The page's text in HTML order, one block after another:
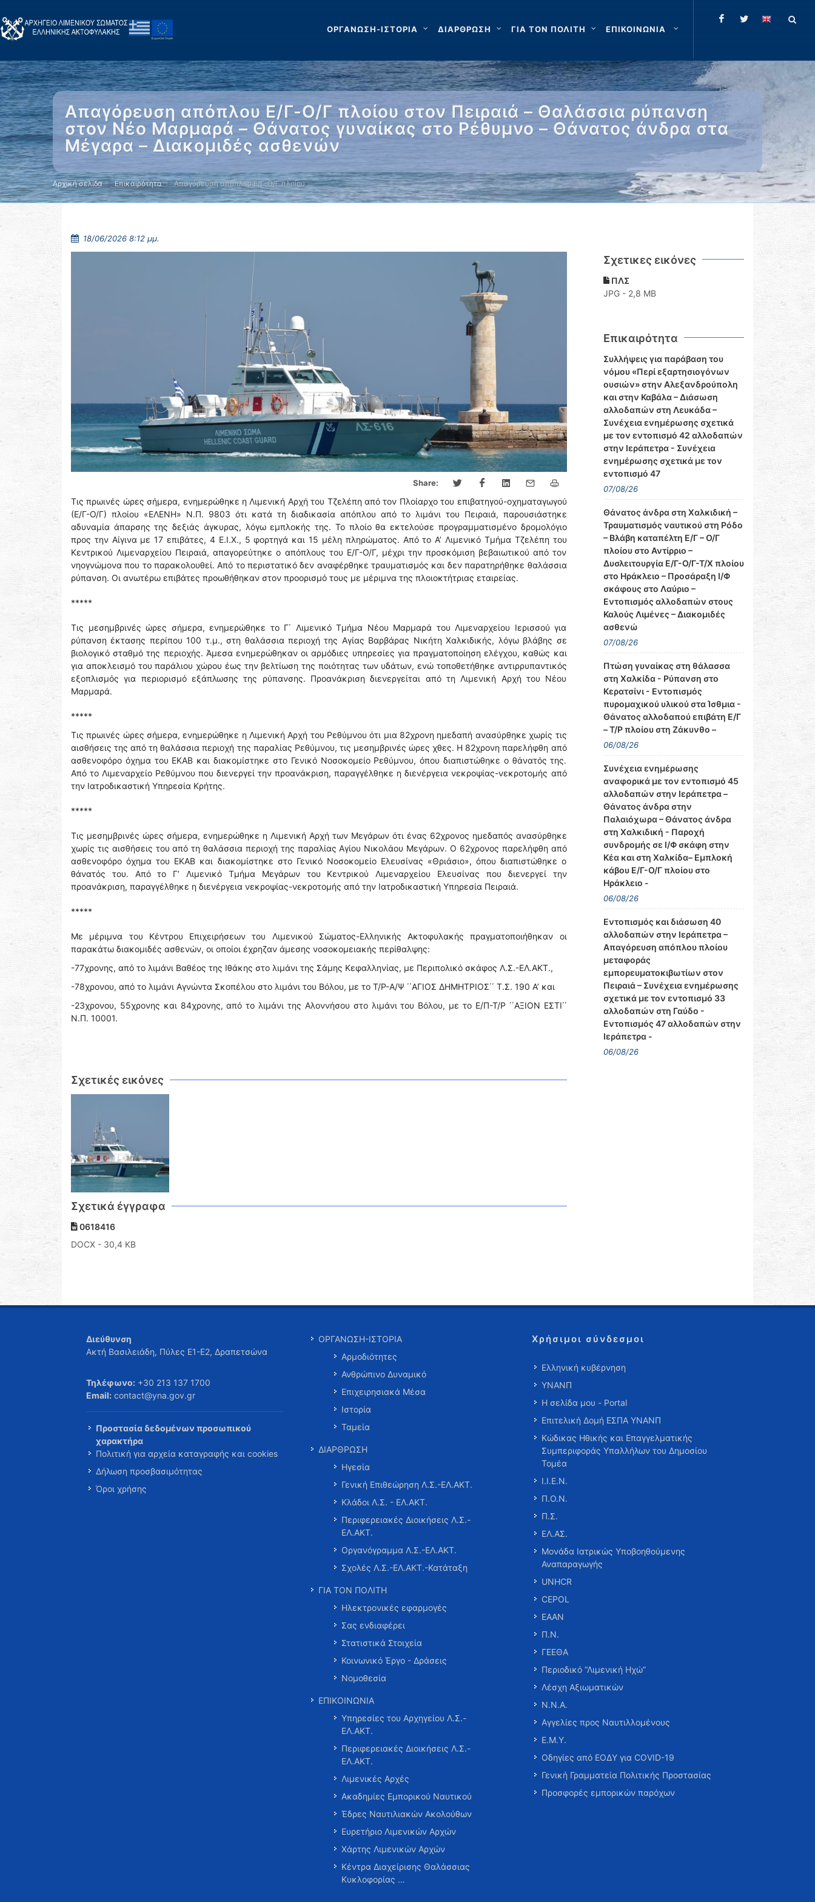
ΟΡΓΑΝΩΣΗ-ΙΣΤΟΡΙΑ ΔΙΑΡΘΡΩΣΗ ΓΙΑ ΤΟΝ ΠΟΛΙΤΗ ΕΠΙΚΟΙΝΩΝΙΑ
Απαγόρευση απόπλου Ε/Γ-Ο/Γ πλοίου στον Πειραιά – Θαλάσσια ρύπανση
στον Νέο Μαρμαρά – Θάνατος γυναίκας στο Ρέθυμνο – Θάνατος άνδρα στα
Μέγαρα – Διακομιδές ασθενών
Αρχική σελίδα Επικαιρότητα Απαγόρευση απόπλου Ε/Γ-Ο/Γ πλοίου …
18/06/2026 8:12 μμ.
Share:
Τις πρωινές ώρες σήμερα, ενημερώθηκε η Λιμενική Αρχή του Τζελέπη από τον Πλοίαρχο του επιβατηγού-οχηματαγωγού
(Ε/Γ-Ο/Γ) πλοίου «ΕΛΕΝΗ» N.Π. 9803 ότι κατά τη διαδικασία απόπλου από το λιμάνι του Πειραιά, παρουσιάστηκε
αδυναμία άπαρσης της δεξιάς άγκυρας, λόγω εμπλοκής της. Το πλοίο θα εκτελούσε προγραμματισμένο δρομολόγιο
προς την Αίγινα με 17 επιβάτες, 4 Ε.Ι.Χ., 5 φορτηγά και 15 μέλη πληρώματος. Από το Α’ Λιμενικό Τμήμα Τζελέπη του
Κεντρικού Λιμεναρχείου Πειραιά, απαγορεύτηκε ο απόπλους του Ε/Γ-Ο/Γ, μέχρι την προσκόμιση βεβαιωτικού από τον
νηογνώμονα που το παρακολουθεί. Από το περιστατικό δεν αναφέρθηκε τραυματισμός και δεν παρατηρήθηκε θαλάσσια
ρύπανση. Οι ανωτέρω επιβάτες προωθήθηκαν στον προορισμό τους με μέριμνα της πλοιοκτήτριας εταιρείας.
*****
Τις μεσημβρινές ώρες σήμερα, ενημερώθηκε το Γ΄ Λιμενικό Τμήμα Νέου Μαρμαρά του Λιμεναρχείου Ιερισσού για
ρύπανση έκτασης περίπου 100 τ.μ., στη θαλάσσια περιοχή της Αγίας Βαρβάρας Νικήτη Χαλκιδικής, λόγω βλάβης σε
βιολογικό σταθμό της περιοχής. Άμεσα ενημερώθηκαν οι αρμόδιες υπηρεσίες για πραγματοποίηση ελέγχου, καθώς και
για αποκλεισμό του παράλιου χώρου έως την βελτίωση της ποιότητας των υδάτων, ενώ τοποθετήθηκε αντιρρυπαντικός
εξοπλισμός για περιορισμό εξάπλωσης της ρύπανσης. Προανάκριση διενεργείται από τη Λιμενική Αρχή του Νέου
Μαρμαρά.
*****
Τις πρωινές ώρες σήμερα, ενημερώθηκε η Λιμενική Αρχή του Ρεθύμνου ότι μια 82χρονη ημεδαπή ανασύρθηκε χωρίς τις
αισθήσεις της από τη θαλάσσια περιοχή της παραλίας Ρεθύμνου, τις μεσημβρινές ώρες χθες. Η 82χρονη παρελήφθη από
ασθενοφόρο όχημα του ΕΚΑΒ και διακομίστηκε στο Γενικό Νοσοκομείο Ρεθύμνου, όπου διαπιστώθηκε ο θάνατός της.
Από το Λιμεναρχείο Ρεθύμνου που διενεργεί την προανάκριση, παραγγέλθηκε η διενέργεια νεκροψίας-νεκροτομής από
την Ιατροδικαστική Υπηρεσία Κρήτης.
*****
Τις μεσημβρινές ώρες σήμερα, ενημερώθηκε η Λιμενική Αρχή των Μεγάρων ότι ένας 62χρονος ημεδαπός ανασύρθηκε
χωρίς τις αισθήσεις του από τη θαλάσσια περιοχή της παραλίας Αγίου Νικολάου Μεγάρων. Ο 62χρονος παρελήφθη από
ασθενοφόρο όχημα του ΕΚΑΒ και διακομίστηκε στο Γενικό Νοσοκομείο Ελευσίνας «Θριάσιο», όπου διαπιστώθηκε ο
θάνατός του. Από το Γ’ Λιμενικό Τμήμα Μεγάρων του Κεντρικού Λιμεναρχείου Ελευσίνας που διενεργεί την
προανάκριση, παραγγέλθηκε η διενέργεια νεκροψίας-νεκροτομής από την Ιατροδικαστική Υπηρεσία Πειραιά.
*****
Με μέριμνα του Κέντρου Επιχειρήσεων του Λιμενικού Σώματος-Ελληνικής Ακτοφυλακής πραγματοποιήθηκαν οι
παρακάτω διακομιδές ασθενών, οι οποίοι έχρηζαν άμεσης νοσοκομειακής περίθαλψης:
-77χρονης, από το λιμάνι Βαθέος της Ιθάκης στο λιμάνι της Σάμης Κεφαλληνίας, με Περιπολικό σκάφος Λ.Σ.-ΕΛ.ΑΚΤ.,
-78χρονου, από το λιμάνι Αγνώντα Σκοπέλου στο λιμάνι του Βόλου, με το Τ/Ρ-Α/Ψ ΄΄ΑΓΙΟΣ ΔΗΜΗΤΡΙΟΣ΄΄ Τ.Σ. 190 Α’ και
-23χρονου, 55χρονης και 84χρονης, από το λιμάνι της Αλοννήσου στο λιμάνι του Βόλου, με το Ε/Π-Τ/Ρ ΄΄ΑΞΙΟΝ ΕΣΤΙ΄΄
Ν.Π. 10001.
Σχετικές εικόνες
Σχετικά έγγραφα
0618416
DOCX - 30,4 KB
Σχετικες εικόνες
ΠΛΣ
JPG - 2,8 MB
Επικαιρότητα
Συλλήψεις για παράβαση του
νόμου «Περί εξαρτησιογόνων
ουσιών» στην Αλεξανδρούπολη
και στην Καβάλα – Διάσωση
αλλοδαπών στη Λευκάδα –
Συνέχεια ενημέρωσης σχετικά
με τον εντοπισμό 42 αλλοδαπών
στην Ιεράπετρα - Συνέχεια
ενημέρωσης σχετικά με τον
εντοπισμό 47
07/08/26
Θάνατος άνδρα στη Χαλκιδική –
Τραυματισμός ναυτικού στη Ρόδο
– Βλάβη καταπέλτη Ε/Γ – Ο/Γ
πλοίου στο Αντίρριο –
Δυσλειτουργία Ε/Γ-Ο/Γ-Τ/Χ πλοίου
στο Ηράκλειο – Προσάραξη Ι/Φ
σκάφους στο Λαύριο –
Εντοπισμός αλλοδαπών στους
Καλούς Λιμένες – Διακομιδές
ασθενώ
07/08/26
Πτώση γυναίκας στη θάλασσα
στη Χαλκίδα - Ρύπανση στο
Κερατσίνι - Εντοπισμός
πυρομαχικού υλικού στα Ίσθμια -
Θάνατος αλλοδαπού επιβάτη Ε/Γ
– Τ/Ρ πλοίου στη Ζάκυνθο –
06/08/26
Συνέχεια ενημέρωσης
αναφορικά με τον εντοπισμό 45
αλλοδαπών στην Ιεράπετρα –
Θάνατος άνδρα στην
Παλαιόχωρα – Θάνατος άνδρα
στη Χαλκιδική - Παροχή
συνδρομής σε Ι/Φ σκάφη στην
Κέα και στη Χαλκίδα– Εμπλοκή
κάβου Ε/Γ-Ο/Γ πλοίου στο
Ηράκλειο -
06/08/26
Εντοπισμός και διάσωση 40
αλλοδαπών στην Ιεράπετρα –
Απαγόρευση απόπλου πλοίου
μεταφοράς
εμπορευματοκιβωτίων στον
Πειραιά – Συνέχεια ενημέρωσης
σχετικά με τον εντοπισμό 33
αλλοδαπών στη Γαύδο -
Εντοπισμός 47 αλλοδαπών στην
Ιεράπετρα -
06/08/26
Διεύθυνση
Ακτή Βασιλειάδη, Πύλες Ε1-Ε2, Δραπετσώνα
Τηλέφωνο: +30 213 137 1700
Email: contact@yna.gov.gr
Προστασία δεδομένων προσωπικού
χαρακτήρα
Πολιτική για αρχεία καταγραφής και cookies
Δήλωση προσβασιμότητας
Όροι χρήσης
ΟΡΓΑΝΩΣΗ-ΙΣΤΟΡΙΑ
Αρμοδιότητες
Ανθρώπινο Δυναμικό
Επιχειρησιακά Μέσα
Ιστορία
Ταμεία
ΔΙΑΡΘΡΩΣΗ
Ηγεσία
Γενική Επιθεώρηση Λ.Σ.-ΕΛ.ΑΚΤ.
Κλάδοι Λ.Σ. - ΕΛ.ΑΚΤ.
Περιφερειακές Διοικήσεις Λ.Σ.-
ΕΛ.ΑΚΤ.
Οργανόγραμμα Λ.Σ.-ΕΛ.ΑΚΤ.
Σχολές Λ.Σ.-ΕΛ.ΑΚΤ.-Κατάταξη
ΓΙΑ ΤΟΝ ΠΟΛΙΤΗ
Ηλεκτρονικές εφαρμογές
Σας ενδιαφέρει
Στατιστικά Στοιχεία
Κοινωνικό Έργο - Δράσεις
Νομοθεσία
ΕΠΙΚΟΙΝΩΝΙΑ
Υπηρεσίες του Αρχηγείου Λ.Σ.-
ΕΛ.ΑΚΤ.
Περιφερειακές Διοικήσεις Λ.Σ.-
ΕΛ.ΑΚΤ.
Λιμενικές Αρχές
Ακαδημίες Εμπορικού Ναυτικού
Έδρες Ναυτιλιακών Ακολούθων
Ευρετήριο Λιμενικών Αρχών
Χάρτης Λιμενικών Αρχών
Κέντρα Διαχείρισης Θαλάσσιας
Κυκλοφορίας …
Χρήσιμοι σύνδεσμοι
Ελληνική κυβέρνηση
ΥΝΑΝΠ
Η σελίδα μου - Portal
Επιτελική Δομή ΕΣΠΑ ΥΝΑΝΠ
Κώδικας Ηθικής και Επαγγελματικής
Συμπεριφοράς Υπαλλήλων του Δημοσίου
Τομέα
Ι.Ι.Ε.Ν.
Π.Ο.Ν.
Π.Σ.
ΕΛ.ΑΣ.
Μονάδα Ιατρικώς Υποβοηθούμενης
Αναπαραγωγής
UNHCR
CEPOL
ΕΑΑΝ
Π.Ν.
ΓΕΕΘΑ
Περιοδικό “Λιμενική Ηχώ”
Λέσχη Αξιωματικών
Ν.Ν.Α.
Αγγελίες προς Ναυτιλλομένους
Ε.Μ.Υ.
Οδηγίες από ΕΟΔΥ για COVID-19
Γενική Γραμματεία Πολιτικής Προστασίας
Προσφορές εμπορικών παρόχων